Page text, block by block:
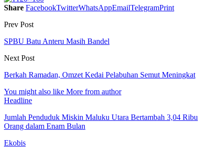
Share FacebookTwitterWhatsAppEmailTelegramPrint
Prev Post
SPBU Batu Anteru Masih Bandel
Next Post
Berkah Ramadan, Omzet Kedai Pelabuhan Semut Meningkat
You might also like More from author
Headline
Jumlah Penduduk Miskin Maluku Utara Bertambah 3,04 Ribu
Orang dalam Enam Bulan
Ekobis